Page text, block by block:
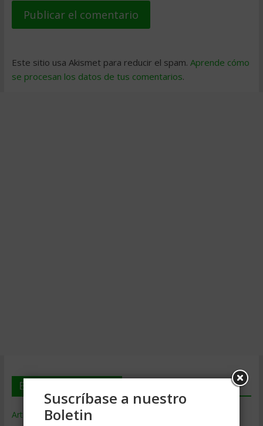
Este sitio usa Akismet para reducir el spam. Aprende cómo
se procesan los datos de tus comentarios.
En deGerencia.com
Artículos de Gerencia
Suscríbase a nuestro
Boletin